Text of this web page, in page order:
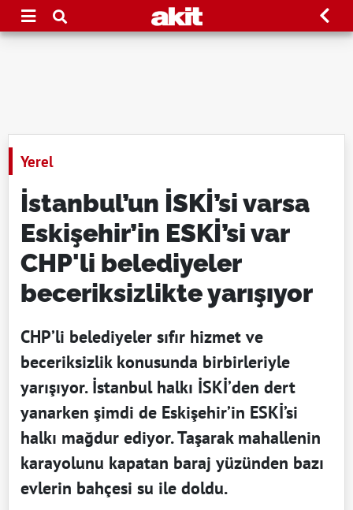
Yerel
İstanbul’un İSKİ’si varsa
Eskişehir’in ESKİ’si var
CHP'li belediyeler
beceriksizlikte yarışıyor
CHP’li belediyeler sıfır hizmet ve
beceriksizlik konusunda birbirleriyle
yarışıyor. İstanbul halkı İSKİ’den dert
yanarken şimdi de Eskişehir’in ESKİ’si
halkı mağdur ediyor. Taşarak mahallenin
karayolunu kapatan baraj yüzünden bazı
evlerin bahçesi su ile doldu.